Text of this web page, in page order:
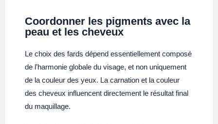
Coordonner les pigments avec la
peau et les cheveux
Le choix des fards dépend essentiellement composé
de l’harmonie globale du visage, et non uniquement
de la couleur des yeux. La carnation et la couleur
des cheveux influencent directement le résultat final
du maquillage.